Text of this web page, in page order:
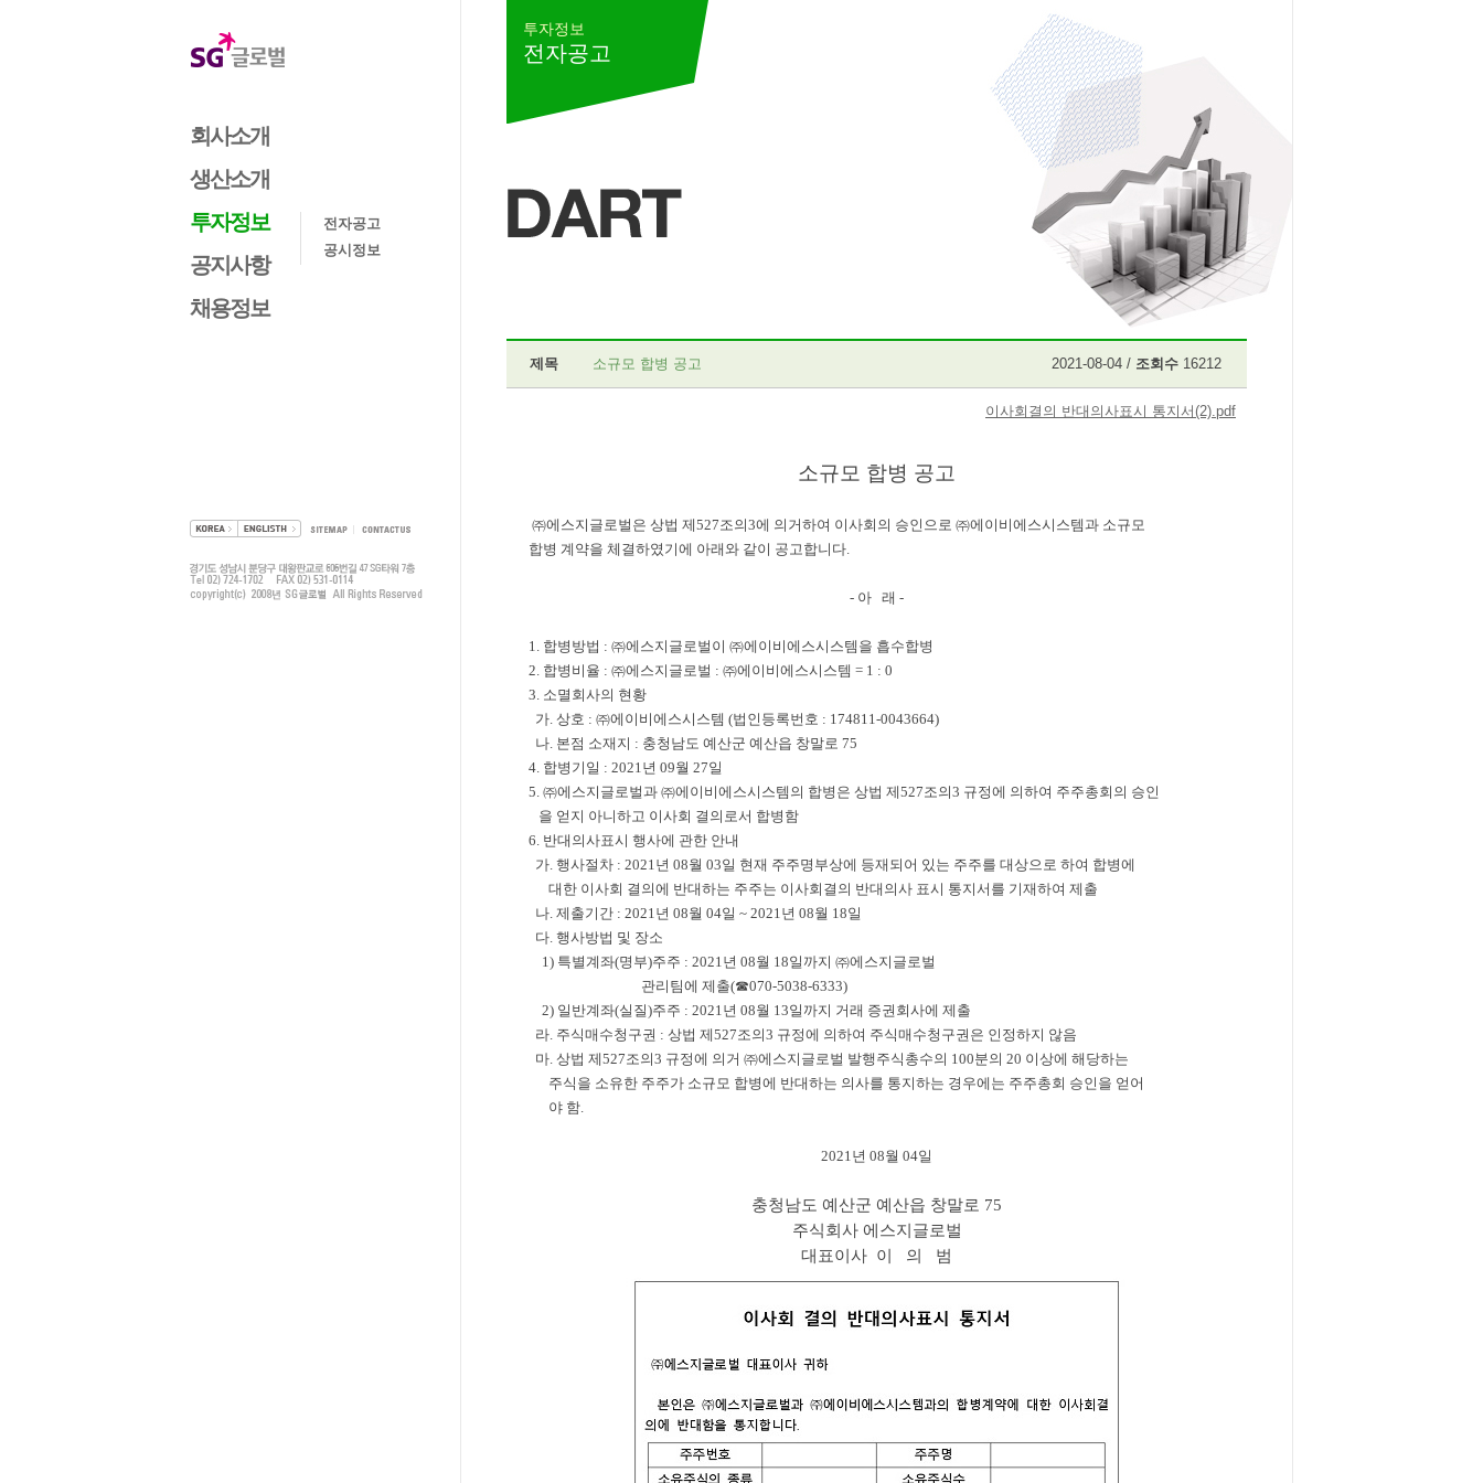
회사소개
생산소개
투자정보
공지사항
채용정보
전자공고
공시정보
투자정보
전자공고
제목 소규모 합병 공고 2021-08-04 / 조회수16212
이사회결의 반대의사표시 통지서(2).pdf
소규모 합병 공고
㈜에스지글로벌은 상법 제527조의3에 의거하여 이사회의 승인으로 ㈜에이비에스시스템과 소규모
합병 계약을 체결하였기에 아래와 같이 공고합니다.
- 아 래 -
1. 합병방법 : ㈜에스지글로벌이 ㈜에이비에스시스템을 흡수합병
2. 합병비율 : ㈜에스지글로벌 : ㈜에이비에스시스템 = 1 : 0
3. 소멸회사의 현황
가. 상호 : ㈜에이비에스시스템 (법인등록번호 : 174811-0043664)
나. 본점 소재지 : 충청남도 예산군 예산읍 창말로 75
4. 합병기일 : 2021년 09월 27일
5. ㈜에스지글로벌과 ㈜에이비에스시스템의 합병은 상법 제527조의3 규정에 의하여 주주총회의 승인
을 얻지 아니하고 이사회 결의로서 합병함
6. 반대의사표시 행사에 관한 안내
가. 행사절차 : 2021년 08월 03일 현재 주주명부상에 등재되어 있는 주주를 대상으로 하여 합병에
대한 이사회 결의에 반대하는 주주는 이사회결의 반대의사 표시 통지서를 기재하여 제출
나. 제출기간 : 2021년 08월 04일 ~ 2021년 08월 18일
다. 행사방법 및 장소
1) 특별계좌(명부)주주 : 2021년 08월 18일까지 ㈜에스지글로벌
관리팀에 제출(☎070-5038-6333)
2) 일반계좌(실질)주주 : 2021년 08월 13일까지 거래 증권회사에 제출
라. 주식매수청구권 : 상법 제527조의3 규정에 의하여 주식매수청구권은 인정하지 않음
마. 상법 제527조의3 규정에 의거 ㈜에스지글로벌 발행주식총수의 100분의 20 이상에 해당하는
주식을 소유한 주주가 소규모 합병에 반대하는 의사를 통지하는 경우에는 주주총회 승인을 얻어
야 함.
2021년 08월 04일
충청남도 예산군 예산읍 창말로 75
주식회사 에스지글로벌
대표이사 이 의 범